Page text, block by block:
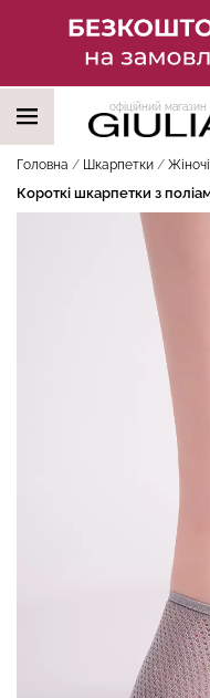
офіційний магазин
Головна Шкарпетки
Короткі шкарпетки з
НАШІ ТРЕНДОВІ
Безшовні легінси з
мікрофібри LEGGINGS
789 грн.